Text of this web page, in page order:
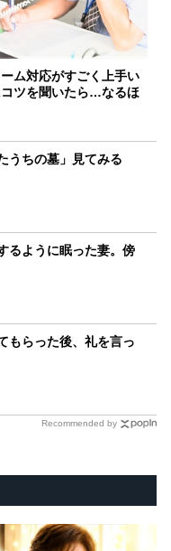
ム対応がすごく上手い
コツを聞いたら…なるほ
うちの墓」見てみる
るように眠った妻。傍
もらった後、礼を言っ
Recommended by